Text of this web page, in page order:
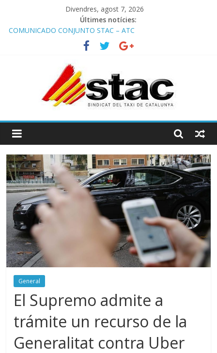
Divendres, agost 7, 2026
Últimes notícies:
COMUNICADO CONJUNTO STAC – ATC
Comunicado STAC/ ATC de la reunión con los Mossos d
‘Esquadra del aeropuerto de Barcelona.
Programa de Radio TAXI LIBRE 29.07.2026 en COOLTURA FM.
STAC/ATC SOLICITAN TAULA TÈCNICA PARA MEJORAR LA
OPERATIVA DE ENTRADA EN EL PUERTO DE BARCELONA.
Programa de Radio TAXI LIBRE 22.07.2026 en COOLTURA FM.
General
El Supremo admite a
trámite un recurso de la
Generalitat contra Uber